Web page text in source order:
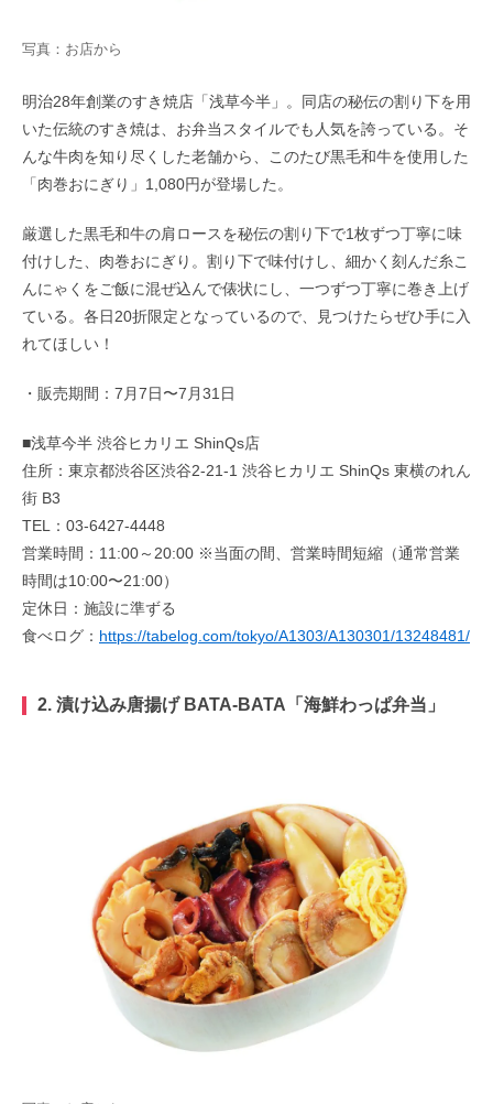
写真：お店から
明治28年創業のすき焼店「浅草今半」。同店の秘伝の割り下を用
いた伝統のすき焼は、お弁当スタイルでも人気を誇っている。そ
んな牛肉を知り尽くした老舗から、このたび黒毛和牛を使用した
「肉巻おにぎり」1,080円が登場した。
厳選した黒毛和牛の肩ロースを秘伝の割り下で1枚ずつ丁寧に味
付けした、肉巻おにぎり。割り下で味付けし、細かく刻んだ糸こ
んにゃくをご飯に混ぜ込んで俵状にし、一つずつ丁寧に巻き上げ
ている。各日20折限定となっているので、見つけたらぜひ手に入
れてほしい！
・販売期間：7月7日〜7月31日
■浅草今半 渋谷ヒカリエ ShinQs店
住所：東京都渋谷区渋谷2-21-1 渋谷ヒカリエ ShinQs 東横のれん
街 B3
TEL：03-6427-4448
営業時間：11:00～20:00 ※当面の間、営業時間短縮（通常営業
時間は10:00〜21:00）
定休日：施設に準ずる
食べログ： https://tabelog.com/tokyo/A1303/A130301/13248481/
2. 漬け込み唐揚げ BATA-BATA「海鮮わっぱ弁当」